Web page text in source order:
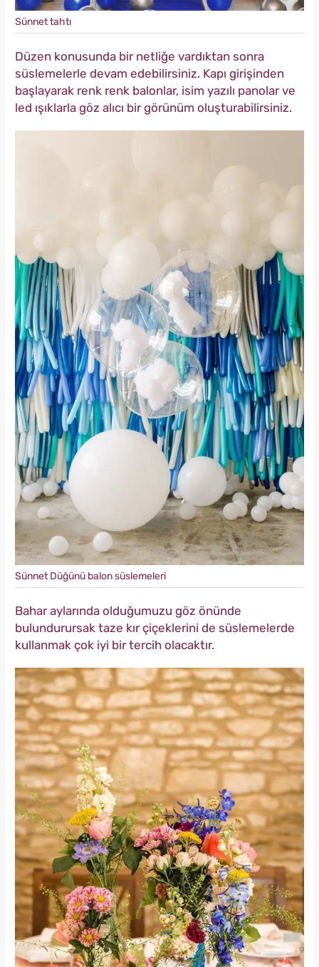
Sünnet tahtı
Düzen konusunda bir netliğe vardıktan sonra
süslemelerle devam edebilirsiniz. Kapı girişinden
başlayarak renk renk balonlar, isim yazılı panolar ve
led ışıklarla göz alıcı bir görünüm oluşturabilirsiniz.
Sünnet Düğünü balon süslemeleri
Bahar aylarında olduğumuzu göz önünde
bulundurursak taze kır çiçeklerini de süslemelerde
kullanmak çok iyi bir tercih olacaktır.